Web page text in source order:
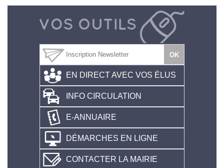
EN DIRECT AVEC VOS ÉLUS
INFO CIRCULATION
E-ANNUAIRE
DÉMARCHES EN LIGNE
CONTACTER LA MAIRIE